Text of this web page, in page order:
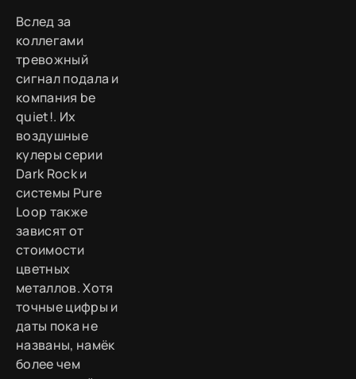
Вслед за
коллегами
тревожный
сигнал подала и
компания be
quiet!. Их
воздушные
кулеры серии
Dark Rock и
системы Pure
Loop также
зависят от
стоимости
цветных
металлов. Хотя
точные цифры и
даты пока не
названы, намёк
более чем